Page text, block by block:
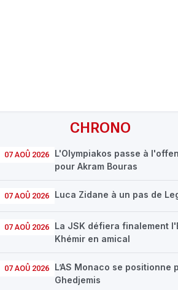
CHRONO
07 AOÛ 2026
L'Olympiakos passe à
pour Akram Bouras
07 AOÛ 2026 Luca Zidane à un pas de
07 AOÛ 2026
La JSK défiera finalement
Khémir en amical
07 AOÛ 2026
L’AS Monaco se positionne
Ghedjemis